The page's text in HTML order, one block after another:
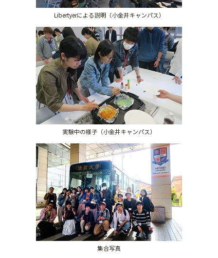
Libertyerによる説明（小金井キャンパス）
実験中の様子（小金井キャンパス）
集合写真